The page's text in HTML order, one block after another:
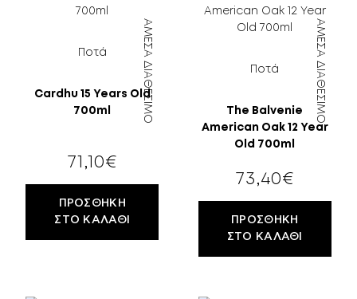
ΕΤΏΝ;
Ποτά
Cardhu 15 Years Old
700ml
ΆΜΕΣΑ ΔΙΑΘΈΣΙΜΟ
71,10€
ΠΡΟΣΘΉΚΗ
ΣΤΟ ΚΑΛΆΘΙ
Ποτά
The Balvenie
American Oak 12 Year
Old 700ml
ΆΜΕΣΑ ΔΙΑΘΈΣΙΜΟ
73,40€
ΠΡΟΣΘΉΚΗ
ΣΤΟ ΚΑΛΆΘΙ